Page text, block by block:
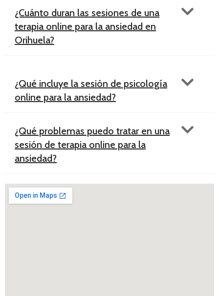
¿Cuánto duran las sesiones de una
terapia online para la ansiedad en
Orihuela?
¿Qué incluye la sesión de psicología
online para la ansiedad?
¿Qué problemas puedo tratar en una
sesión de terapia online para la
ansiedad?